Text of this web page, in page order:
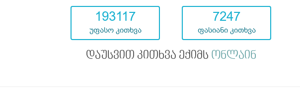
193117
უფასო კითხვა
7247
ფასიანი კითხვა
დაუსვით კითხვა ექიმს ონლაინ